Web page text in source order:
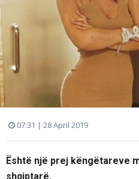
07:31 | 28 April 2019
Është një prej këngëtareve
shqiptarë.